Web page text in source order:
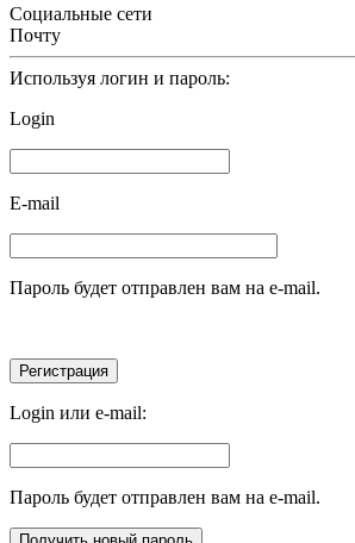
Социальные сети
Почту
Используя логин и пароль:
Login
E-mail
Пароль будет отправлен вам на e-mail.
Login или e-mail:
Пароль будет отправлен вам на e-mail.